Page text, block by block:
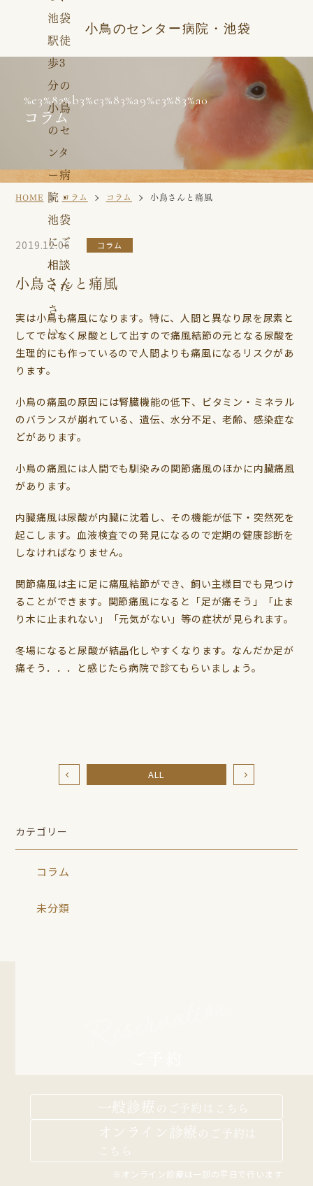
小鳥のセンター病院・池袋
%e3%82%b3%e3%83%a9%e3%83%a0
コラム
HOME コラム コラム 小鳥さんと痛風
カテゴリー
コラム
未分類
2019.12.06 コラム
小鳥さんと痛風
実は小鳥も痛風になります。特に、人間と異なり尿を尿素と
してではなく尿酸として出すので痛風結節の元となる尿酸を
生理的にも作っているので人間よりも痛風になるリスクがあ
ります。
小鳥の痛風の原因には腎臓機能の低下、ビタミン・ミネラル
のバランスが崩れている、遺伝、水分不足、老齢、感染症な
どがあります。
小鳥の痛風には人間でも馴染みの関節痛風のほかに内臟痛風
があります。
内臓痛風は尿酸が内臓に沈着し、その機能が低下・突然死を
起こします。血液検査での発見になるので定期の健康診断を
しなければなりません。
関節痛風は主に足に痛風結節ができ、飼い主様目でも見つけ
ることができます。関節痛風になると「足が痛そう」「止ま
り木に止まれない」「元気がない」等の症状が見られます。
冬場になると尿酸が結晶化しやすくなります。なんだか足が
痛そう．．．と感じたら病院で診てもらいましょう。
ALL
一般診療 の ご予約はこちら
オンライン診療 の ご予約は
こちら
※オンライン診療は一部の平日で行います